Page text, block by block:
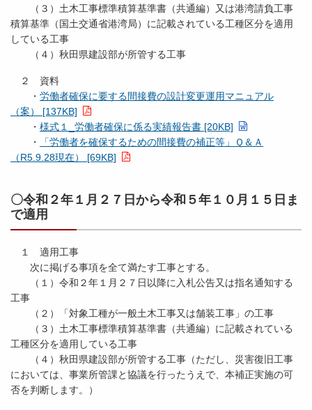
（３）土木工事標準積算基準書（共通編）又は港湾請負工事
積算基準（国土交通省港湾局）に記載されている工種区分を適用
している工事
（４）秋田県建設部が所管する工事
２ 資料
・ 労働者確保に要する間接費の設計変更運用マニュアル
（案） [137KB]
・ 様式１_労働者確保に係る実績報告書 [20KB]
・
「労働者を確保するための間接費の補正等」Ｑ＆Ａ
（R5.9.28現在） [69KB]
〇令和２年１月２７日から令和５年１０月１５日ま
で適用
１ 適用工事
次に掲げる事項を全て満たす工事とする。
（１）令和２年１月２７日以降に入札公告又は指名通知する
工事
（２）「対象工種が一般土木工事又は舗装工事」の工事
（３）土木工事標準積算基準書（共通編）に記載されている
工種区分を適用している工事
（４）秋田県建設部が所管する工事（ただし、災害復旧工事
においては、事業所管課と協議を行ったうえで、本補正実施の可
否を判断します。）